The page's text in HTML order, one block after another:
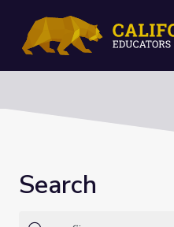
Search